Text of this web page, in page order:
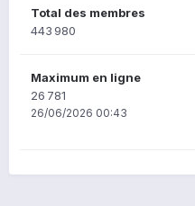
Total des membres
443 980
Maximum en ligne
26 781
26/06/2026 00:43